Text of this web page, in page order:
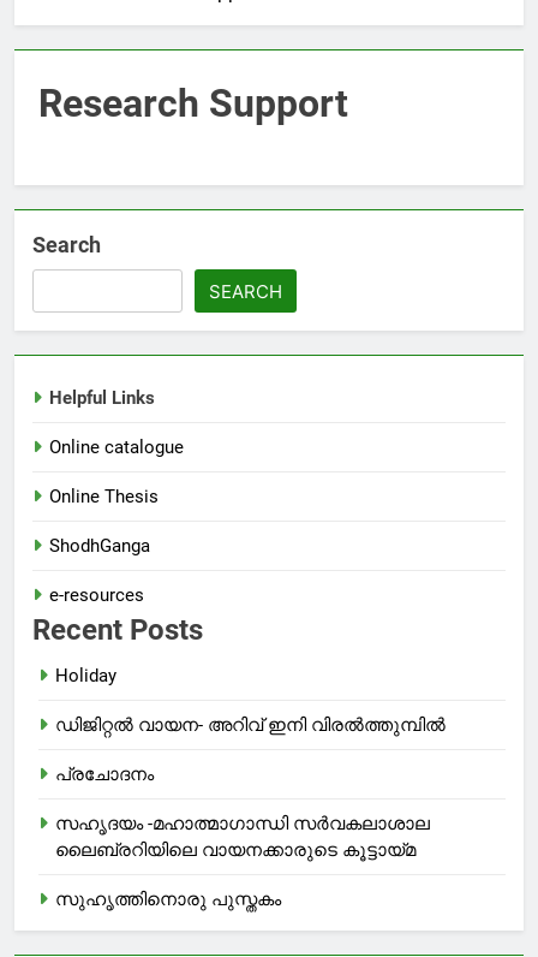
Research Support
Search
SEARCH
Helpful Links
Online catalogue
Online Thesis
ShodhGanga
e-resources
Recent Posts
Holiday
ഡിജിറ്റൽ വായന- അറിവ് ഇനി വിരൽത്തുമ്പിൽ
പ്രചോദനം
സഹൃദയം -മഹാത്മാഗാന്ധി സർവകലാശാല
ലൈബ്രറിയിലെ വായനക്കാരുടെ കൂട്ടായ്മ
സുഹൃത്തിനൊരു പുസ്തകം